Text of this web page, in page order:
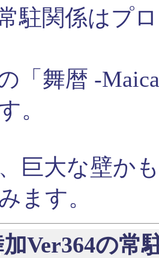
駐関係はプ
「舞暦 -
。
巨大な壁か
ます。
Ver364の常